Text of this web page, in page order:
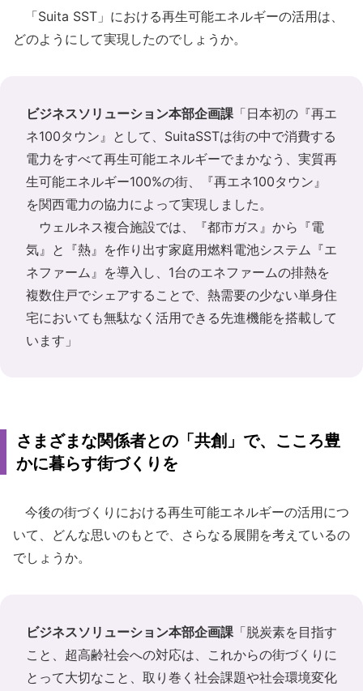
「Suita SST」における再生可能エネルギーの活用は、
どのようにして実現したのでしょうか。
ビジネスソリューション本部企画課「日本初の『再エ
ネ100タウン』として、SuitaSSTは街の中で消費する
電力をすべて再生可能エネルギーでまかなう、実質再
生可能エネルギー100%の街、『再エネ100タウン』
を関西電力の協力によって実現しました。
ウェルネス複合施設では、『都市ガス』から『電
気』と『熱』を作り出す家庭用燃料電池システム『エ
ネファーム』を導入し、1台のエネファームの排熱を
複数住戸でシェアすることで、熱需要の少ない単身住
宅においても無駄なく活用できる先進機能を搭載して
います」
さまざまな関係者との「共創」で、こころ豊
かに暮らす街づくりを
今後の街づくりにおける再生可能エネルギーの活用につ
いて、どんな思いのもとで、さらなる展開を考えているの
でしょうか。
ビジネスソリューション本部企画課「脱炭素を目指す
こと、超高齢社会への対応は、これからの街づくりに
とって大切なこと、取り巻く社会課題や社会環境変化